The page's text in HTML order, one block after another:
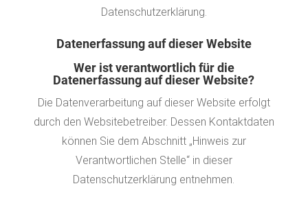
Datenschutzerklärung.
Datenerfassung auf dieser Website
Wer ist verantwortlich für die
Datenerfassung auf dieser Website?
Die Datenverarbeitung auf dieser Website erfolgt
durch den Websitebetreiber. Dessen Kontaktdaten
können Sie dem Abschnitt „Hinweis zur
Verantwortlichen Stelle“ in dieser
Datenschutzerklärung entnehmen.